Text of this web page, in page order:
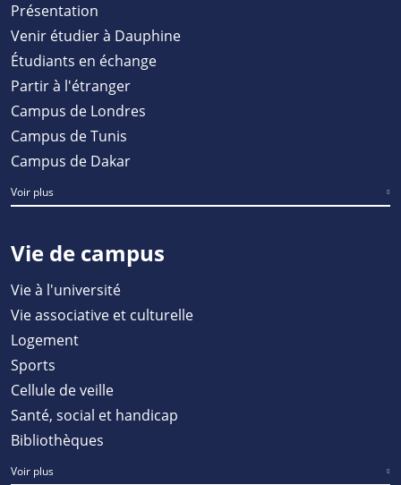
Présentation
Venir étudier à Dauphine
Étudiants en échange
Partir à l'étranger
Campus de Londres
Campus de Tunis
Campus de Dakar
Voir plus
Vie de campus
Vie à l'université
Vie associative et culturelle
Logement
Sports
Cellule de veille
Santé, social et handicap
Bibliothèques
Voir plus